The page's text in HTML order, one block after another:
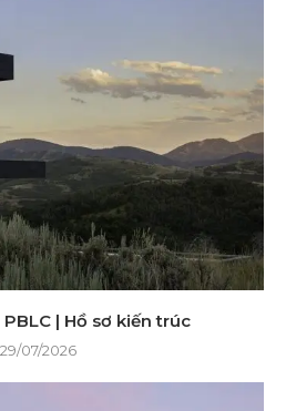
| Hồ sơ kiến ​​trúc
29/07/2026